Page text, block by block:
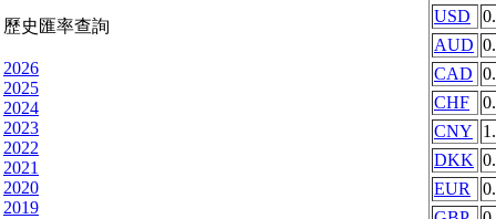
歷史匯率查詢
2026
2025
2024
2023
2022
2021
2020
2019
USD
AUD
CAD
CHF
CNY
DKK
EUR